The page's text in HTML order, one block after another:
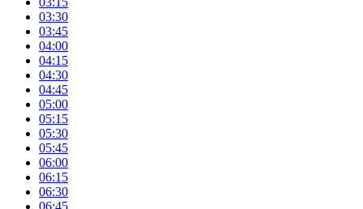
03:30
03:45
04:00
04:15
04:30
04:45
05:00
05:15
05:30
05:45
06:00
06:15
06:30
06:45